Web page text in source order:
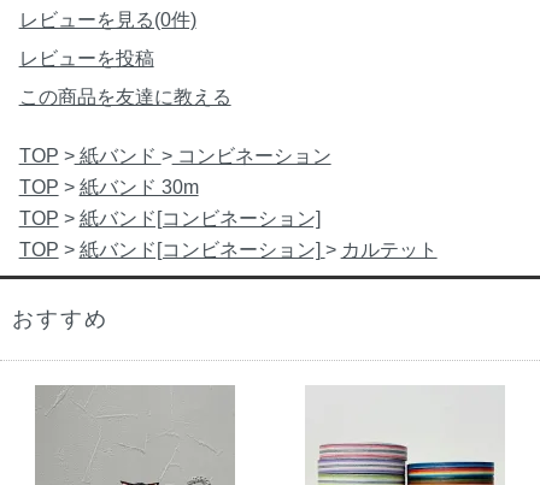
レビューを見る(0件)
レビューを投稿
この商品を友達に教える
TOP >紙バンド >コンビネーション
TOP > 紙バンド 30m
TOP > 紙バンド[コンビネーション]
TOP > 紙バンド[コンビネーション] > カルテット
おすすめ